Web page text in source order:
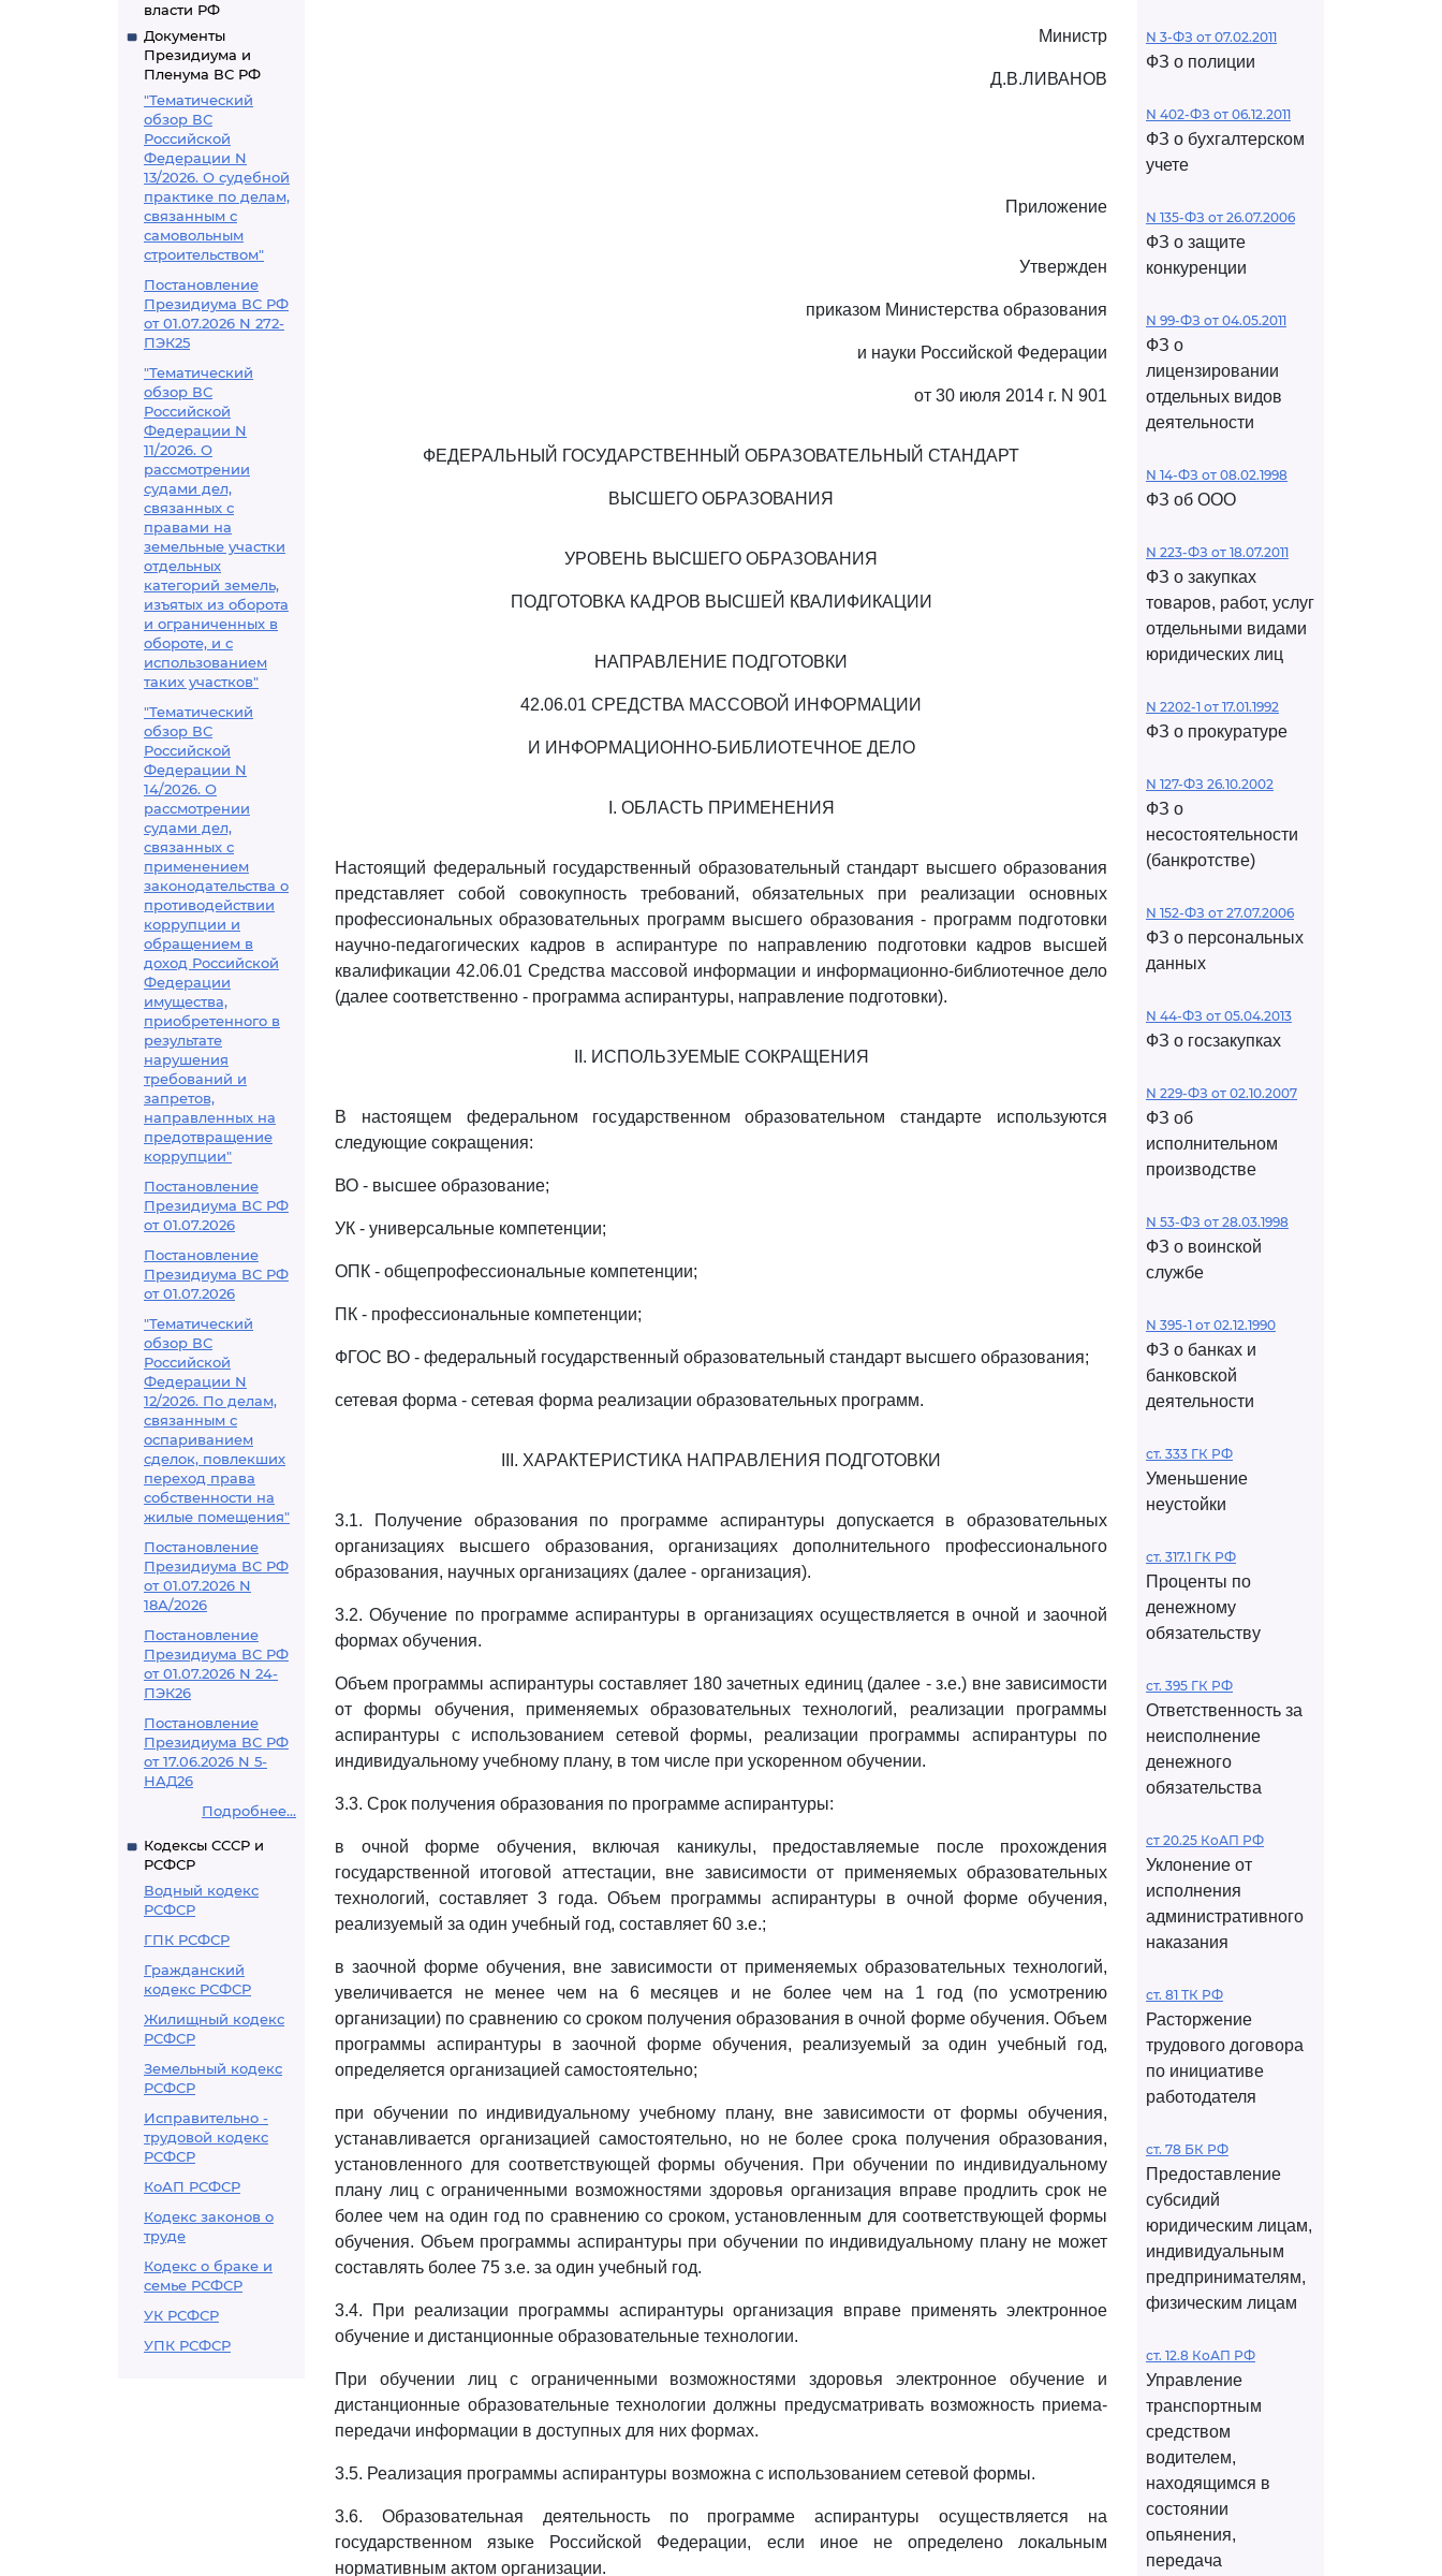
власти РФ
Документы
Президиума и
Пленума ВС РФ
"Тематический
обзор ВС
Российской
Федерации N
13/2026. О судебной
практике по делам,
связанным с
самовольным
строительством"
Постановление
Президиума ВС РФ
от 01.07.2026 N 272-
ПЭК25
"Тематический
обзор ВС
Российской
Федерации N
11/2026. О
рассмотрении
судами дел,
связанных с
правами на
земельные участки
отдельных
категорий земель,
изъятых из оборота
и ограниченных в
обороте, и с
использованием
таких участков"
"Тематический
обзор ВС
Российской
Федерации N
14/2026. О
рассмотрении
судами дел,
связанных с
применением
законодательства о
противодействии
коррупции и
обращением в
доход Российской
Федерации
имущества,
приобретенного в
результате
нарушения
требований и
запретов,
направленных на
предотвращение
коррупции"
Постановление
Президиума ВС РФ
от 01.07.2026
Постановление
Президиума ВС РФ
от 01.07.2026
"Тематический
обзор ВС
Российской
Федерации N
12/2026. По делам,
связанным с
оспариванием
сделок, повлекших
переход права
собственности на
жилые помещения"
Постановление
Президиума ВС РФ
от 01.07.2026 N
18А/2026
Постановление
Президиума ВС РФ
от 01.07.2026 N 24-
ПЭК26
Постановление
Президиума ВС РФ
от 17.06.2026 N 5-
НАД26
Подробнее...
Кодексы СССР и
РСФСР
Водный кодекс
РСФСР
ГПК РСФСР
Гражданский
кодекс РСФСР
Жилищный кодекс
РСФСР
Земельный кодекс
РСФСР
Исправительно -
трудовой кодекс
РСФСР
КоАП РСФСР
Кодекс законов о
труде
Кодекс о браке и
семье РСФСР
УК РСФСР
УПК РСФСР
Министр
Д.В.ЛИВАНОВ
Приложение
Утвержден
приказом Министерства образования
и науки Российской Федерации
от 30 июля 2014 г. N 901
ФЕДЕРАЛЬНЫЙ ГОСУДАРСТВЕННЫЙ ОБРАЗОВАТЕЛЬНЫЙ СТАНДАРТ
ВЫСШЕГО ОБРАЗОВАНИЯ
УРОВЕНЬ ВЫСШЕГО ОБРАЗОВАНИЯ
ПОДГОТОВКА КАДРОВ ВЫСШЕЙ КВАЛИФИКАЦИИ
НАПРАВЛЕНИЕ ПОДГОТОВКИ
42.06.01 СРЕДСТВА МАССОВОЙ ИНФОРМАЦИИ
И ИНФОРМАЦИОННО-БИБЛИОТЕЧНОЕ ДЕЛО
I. ОБЛАСТЬ ПРИМЕНЕНИЯ
Настоящий федеральный государственный образовательный стандарт высшего образования
представляет собой совокупность требований, обязательных при реализации основных
профессиональных образовательных программ высшего образования - программ подготовки
научно-педагогических кадров в аспирантуре по направлению подготовки кадров высшей
квалификации 42.06.01 Средства массовой информации и информационно-библиотечное дело
(далее соответственно - программа аспирантуры, направление подготовки).
II. ИСПОЛЬЗУЕМЫЕ СОКРАЩЕНИЯ
В настоящем федеральном государственном образовательном стандарте используются
следующие сокращения:
ВО - высшее образование;
УК - универсальные компетенции;
ОПК - общепрофессиональные компетенции;
ПК - профессиональные компетенции;
ФГОС ВО - федеральный государственный образовательный стандарт высшего образования;
сетевая форма - сетевая форма реализации образовательных программ.
III. ХАРАКТЕРИСТИКА НАПРАВЛЕНИЯ ПОДГОТОВКИ
3.1. Получение образования по программе аспирантуры допускается в образовательных
организациях высшего образования, организациях дополнительного профессионального
образования, научных организациях (далее - организация).
3.2. Обучение по программе аспирантуры в организациях осуществляется в очной и заочной
формах обучения.
Объем программы аспирантуры составляет 180 зачетных единиц (далее - з.е.) вне зависимости
от формы обучения, применяемых образовательных технологий, реализации программы
аспирантуры с использованием сетевой формы, реализации программы аспирантуры по
индивидуальному учебному плану, в том числе при ускоренном обучении.
3.3. Срок получения образования по программе аспирантуры:
в очной форме обучения, включая каникулы, предоставляемые после прохождения
государственной итоговой аттестации, вне зависимости от применяемых образовательных
технологий, составляет 3 года. Объем программы аспирантуры в очной форме обучения,
реализуемый за один учебный год, составляет 60 з.е.;
в заочной форме обучения, вне зависимости от применяемых образовательных технологий,
увеличивается не менее чем на 6 месяцев и не более чем на 1 год (по усмотрению
организации) по сравнению со сроком получения образования в очной форме обучения. Объем
программы аспирантуры в заочной форме обучения, реализуемый за один учебный год,
определяется организацией самостоятельно;
при обучении по индивидуальному учебному плану, вне зависимости от формы обучения,
устанавливается организацией самостоятельно, но не более срока получения образования,
установленного для соответствующей формы обучения. При обучении по индивидуальному
плану лиц с ограниченными возможностями здоровья организация вправе продлить срок не
более чем на один год по сравнению со сроком, установленным для соответствующей формы
обучения. Объем программы аспирантуры при обучении по индивидуальному плану не может
составлять более 75 з.е. за один учебный год.
3.4. При реализации программы аспирантуры организация вправе применять электронное
обучение и дистанционные образовательные технологии.
При обучении лиц с ограниченными возможностями здоровья электронное обучение и
дистанционные образовательные технологии должны предусматривать возможность приема-
передачи информации в доступных для них формах.
3.5. Реализация программы аспирантуры возможна с использованием сетевой формы.
3.6. Образовательная деятельность по программе аспирантуры осуществляется на
государственном языке Российской Федерации, если иное не определено локальным
нормативным актом организации.
N 3-ФЗ от 07.02.2011
ФЗ о полиции
N 402-ФЗ от 06.12.2011
ФЗ о бухгалтерском
учете
N 135-ФЗ от 26.07.2006
ФЗ о защите
конкуренции
N 99-ФЗ от 04.05.2011
ФЗ о
лицензировании
отдельных видов
деятельности
N 14-ФЗ от 08.02.1998
ФЗ об ООО
N 223-ФЗ от 18.07.2011
ФЗ о закупках
товаров, работ, услуг
отдельными видами
юридических лиц
N 2202-1 от 17.01.1992
ФЗ о прокуратуре
N 127-ФЗ 26.10.2002
ФЗ о
несостоятельности
(банкротстве)
N 152-ФЗ от 27.07.2006
ФЗ о персональных
данных
N 44-ФЗ от 05.04.2013
ФЗ о госзакупках
N 229-ФЗ от 02.10.2007
ФЗ об
исполнительном
производстве
N 53-ФЗ от 28.03.1998
ФЗ о воинской
службе
N 395-1 от 02.12.1990
ФЗ о банках и
банковской
деятельности
ст. 333 ГК РФ
Уменьшение
неустойки
ст. 317.1 ГК РФ
Проценты по
денежному
обязательству
ст. 395 ГК РФ
Ответственность за
неисполнение
денежного
обязательства
ст 20.25 КоАП РФ
Уклонение от
исполнения
административного
наказания
ст. 81 ТК РФ
Расторжение
трудового договора
по инициативе
работодателя
ст. 78 БК РФ
Предоставление
субсидий
юридическим лицам,
индивидуальным
предпринимателям,
физическим лицам
ст. 12.8 КоАП РФ
Управление
транспортным
средством
водителем,
находящимся в
состоянии
опьянения,
передача